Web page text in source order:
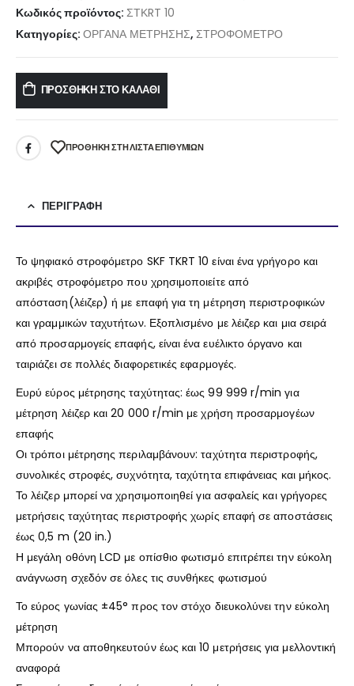
Κωδικός προϊόντος: ΣΤΚRT 10
Κατηγορίες: ΟΡΓΑΝΑ ΜΕΤΡΗΣΗΣ, ΣΤΡΟΦΟΜΕΤΡΟ
ΠΡΟΣΘΉΚΗ ΣΤΟ ΚΑΛΆΘΙ
ΠΡΌΘΉΚΗ ΣΤΗ ΛΊΣΤΑ ΕΠΙΘΥΜΙΏΝ
ΠΕΡΙΓΡΑΦΉ
Το ψηφιακό στροφόμετρο SKF TKRT 10 είναι ένα γρήγορο και
ακριβές στροφόμετρο που χρησιμοποιείτε από
απόσταση(λέιζερ) ή με επαφή για τη μέτρηση περιστροφικών
και γραμμικών ταχυτήτων. Εξοπλισμένο με λέιζερ και μια σειρά
από προσαρμογείς επαφής, είναι ένα ευέλικτο όργανο και
ταιριάζει σε πολλές διαφορετικές εφαρμογές.
Ευρύ εύρος μέτρησης ταχύτητας: έως 99 999 r/min για
μέτρηση λέιζερ και 20 000 r/min με χρήση προσαρμογέων
επαφής
Οι τρόποι μέτρησης περιλαμβάνουν: ταχύτητα περιστροφής,
συνολικές στροφές, συχνότητα, ταχύτητα επιφάνειας και μήκος.
Το λέιζερ μπορεί να χρησιμοποιηθεί για ασφαλείς και γρήγορες
μετρήσεις ταχύτητας περιστροφής χωρίς επαφή σε αποστάσεις
έως 0,5 m (20 in.)
Η μεγάλη οθόνη LCD με οπίσθιο φωτισμό επιτρέπει την εύκολη
ανάγνωση σχεδόν σε όλες τις συνθήκες φωτισμού
Το εύρος γωνίας ±45° προς τον στόχο διευκολύνει την εύκολη
μέτρηση
Μπορούν να αποθηκευτούν έως και 10 μετρήσεις για μελλοντική
αναφορά